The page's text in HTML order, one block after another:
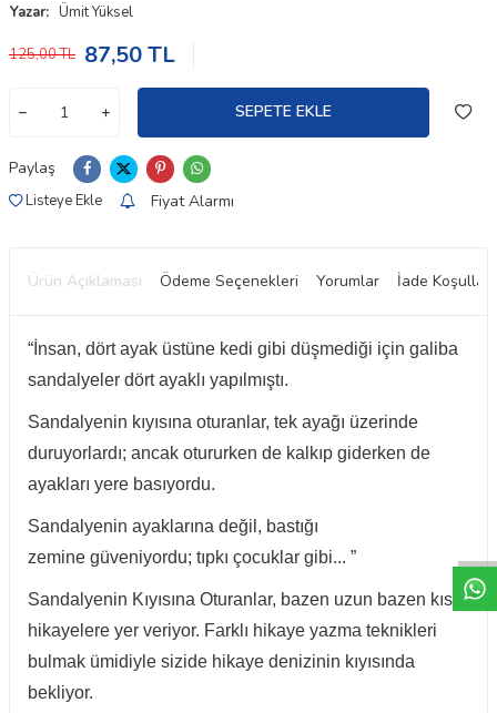
Yazar: Ümit Yüksel
125,00TL 87,50TL
SEPETE EKLE
Paylaş
Listeye Ekle Fiyat Alarmı
Ürün Açıklaması Ödeme Seçenekleri Yorumlar İade Koşulları
“İnsan, dört ayak üstüne kedi gibi düşmediği için galiba
sandalyeler dört ayaklı yapılmıştı.
Sandalyenin kıyısına oturanlar, tek ayağı üzerinde
duruyorlardı; ancak otururken de kalkıp giderken de
ayakları yere basıyordu.
Sandalyenin ayaklarına değil, bastığı
zemine güveniyordu; tıpkı çocuklar gibi... ”
Sandalyenin Kıyısına Oturanlar, bazen uzun bazen kısa
hikayelere yer veriyor. Farklı hikaye yazma teknikleri
bulmak ümidiyle sizide hikaye denizinin kıyısında
bekliyor.